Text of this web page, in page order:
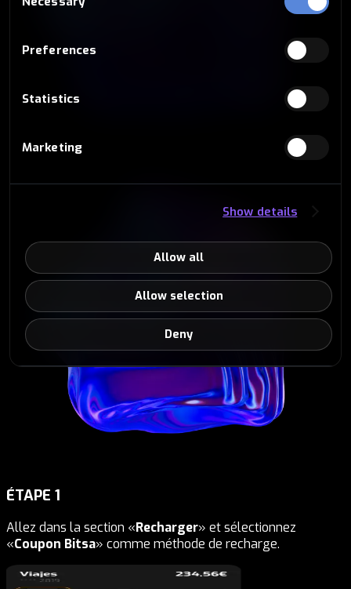
Selection
Preferences
Statistics
Marketing
Show details
Allow all
Allow selection
Deny
ÉTAPE 1
Allez dans la section «Recharger» et sélectionnez
«Coupon Bitsa» comme méthode de recharge.